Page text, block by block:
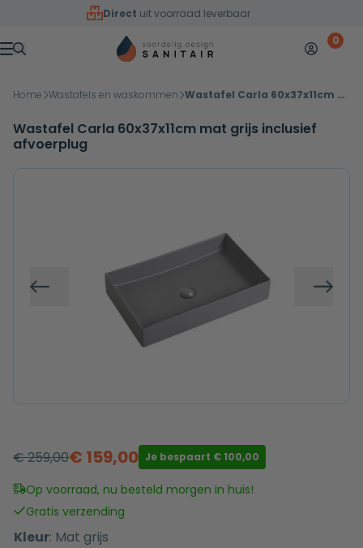
Overslaan naar inhoud
Direct uit voorraad leverbaar
Menu
Mijn 0
Home Wastafels en waskommen Wastafel Carla 60x37x11cm mat grijs inclusief afvoerplug
Wastafel Carla 60x37x11cm mat grijs inclusief
afvoerplug
Vorige
€259,00
Oorspronkelijke
prijs
was:
€ 259,00.
€ 159,00
Huidige
prijs
is:
€ 159,00.
Je bespaart € 100,00
Op voorraad, nu besteld morgen in huis!
Gratis verzending
Kleur: Mat grijs